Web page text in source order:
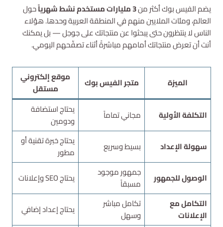
يضم الفيس بوك أكثر من3 مليارات مستخدم نشط شهرياً
حول
العالم، ومئات الملايين منهم في المنطقة العربية وحدها. هؤلاء
الناس لا ينتظرون حتى يبحثوا عن منتجاتك على جوجل — بل يمكنك
أنت أن تعرض منتجاتك أمامهم مباشرةً أثناء تصفّحهم اليومي.
الميزة متجر الفيس بوك
موقع إلكتروني
مستقل
التكلفة الأولية
مجاني تماماً
يحتاج استضافة
ودومين
سهولة الإعداد
بسيط وسريع
يحتاج خبرة تقنية أو
مطور
الوصول للجمهور
جمهور موجود
مسبقاً
يحتاج SEO وإعلانات
التكامل مع
الإعلانات
تكامل مباشر
وسهل
يحتاج إعداد إضافي